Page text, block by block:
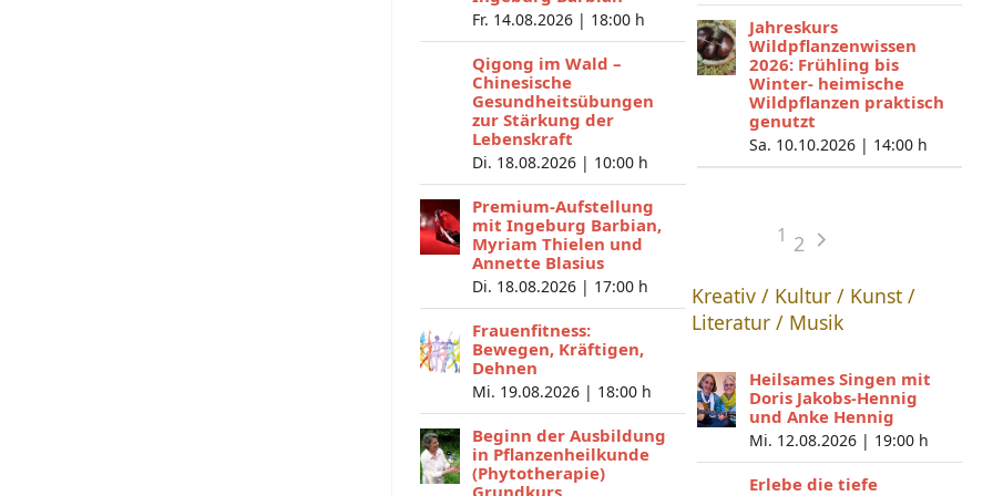
Fr. 14.08.2026 | 18:00 h
Qigong im Wald –
Chinesische
Gesundheitsübungen
zur Stärkung der
Lebenskraft
Di. 18.08.2026 | 10:00 h
Premium-Aufstellung
mit Ingeburg Barbian,
Myriam Thielen und
Annette Blasius
Di. 18.08.2026 | 17:00 h
Frauenfitness:
Bewegen, Kräftigen,
Dehnen
Mi. 19.08.2026 | 18:00 h
Beginn der Ausbildung
in Pflanzenheilkunde
(Phytotherapie)
Grundkurs
Jahreskurs
Wildpflanzenwissen
2026: Frühling bis
Winter- heimische
Wildpflanzen praktisch
genutzt
Sa. 10.10.2026 | 14:00 h
1 2
Kreativ / Kultur / Kunst /
Literatur / Musik
Heilsames Singen mit
Doris Jakobs-Hennig
und Anke Hennig
Mi. 12.08.2026 | 19:00 h
Erlebe die tiefe